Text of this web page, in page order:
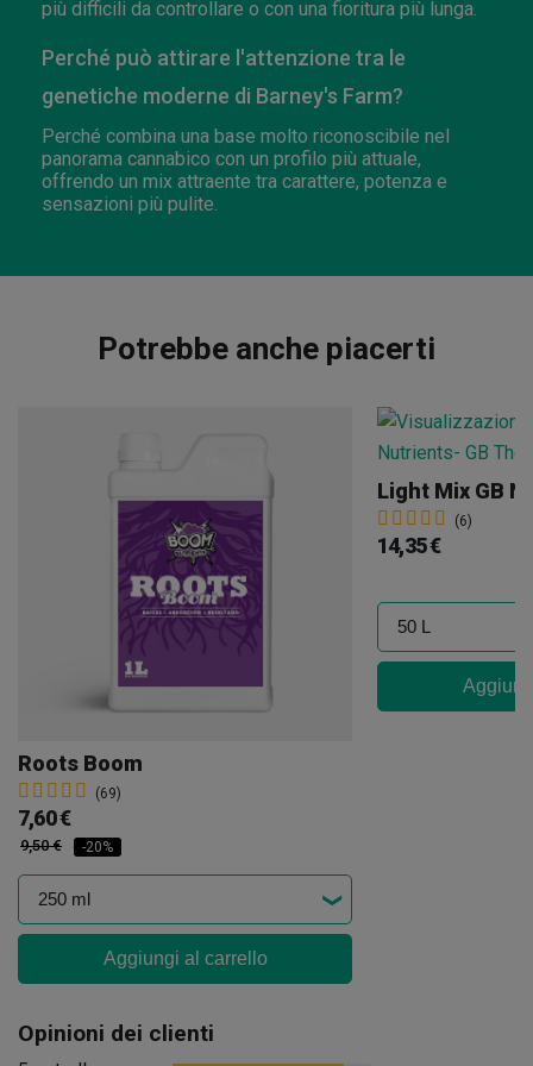
più difficili da controllare o con una fioritura più lunga.
Perché può attirare l'attenzione tra le
genetiche moderne di Barney's Farm?
Perché combina una base molto riconoscibile nel
panorama cannabico con un profilo più attuale,
offrendo un mix attraente tra carattere, potenza e
sensazioni più pulite.
Potrebbe anche piacerti
Roots Boom
(69)
7,60 €
9,50 € -20%
Aggiungi al carrello
Light Mix GB
(6)
14,35 €
Opinioni dei clienti